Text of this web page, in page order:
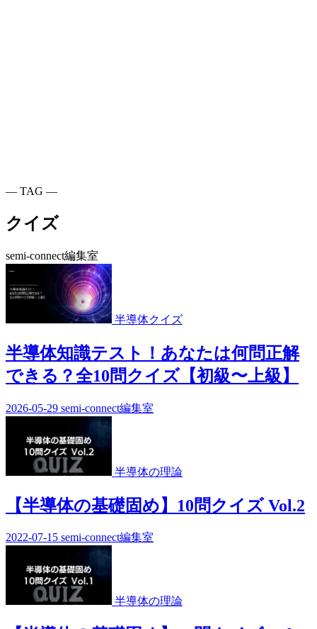
― TAG ―
クイズ
semi-connect編集室
半導体クイズ
半導体知識テスト！あなたは何問正解
できる？全10問クイズ【初級〜上級】
2026-05-29 semi-connect編集室
半導体の理論
【半導体の基礎固め】10問クイズ Vol.2
2022-07-15 semi-connect編集室
半導体の理論